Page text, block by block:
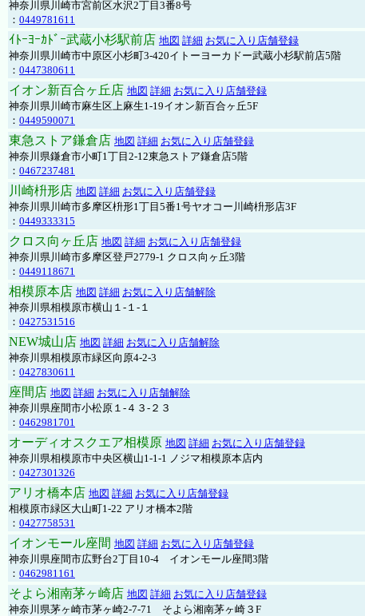
神奈川県川崎市宮前区水沢2丁目3番8号
： 0449781611
ｲﾄｰﾖｰｶﾄﾞｰ武蔵小杉駅前店 地図 詳細 お気に入り店舗登録
神奈川県川崎市中原区小杉町3-420イトーヨーカドー武蔵小杉駅前店5階
： 0447380611
イオン新百合ヶ丘店 地図 詳細 お気に入り店舗登録
神奈川県川崎市麻生区上麻生1-19イオン新百合ヶ丘5F
： 0449590071
東急ストア鎌倉店 地図 詳細 お気に入り店舗登録
神奈川県鎌倉市小町1丁目2-12東急ストア鎌倉店5階
： 0467237481
川崎枡形店 地図 詳細 お気に入り店舗登録
神奈川県川崎市多摩区枡形1丁目5番1号ヤオコー川崎枡形店3F
： 0449333315
クロス向ヶ丘店 地図 詳細 お気に入り店舗登録
神奈川県川崎市多摩区登戸2779-1 クロス向ヶ丘3階
： 0449118671
相模原本店 地図 詳細 お気に入り店舗解除
神奈川県相模原市横山１-１-１
： 0427531516
NEW城山店 地図 詳細 お気に入り店舗解除
神奈川県相模原市緑区向原4-2-3
： 0427830611
座間店 地図 詳細 お気に入り店舗解除
神奈川県座間市小松原１-４３-２３
： 0462981701
オーディオスクエア相模原 地図 詳細 お気に入り店舗登録
神奈川県相模原市中央区横山1-1-1 ノジマ相模原本店内
： 0427301326
アリオ橋本店 地図 詳細 お気に入り店舗登録
相模原市緑区大山町1-22 アリオ橋本2階
： 0427758531
イオンモール座間 地図 詳細 お気に入り店舗登録
神奈川県座間市広野台2丁目10-4 イオンモール座間3階
： 0462981161
そよら湘南茅ヶ崎店 地図 詳細 お気に入り店舗登録
神奈川県茅ヶ崎市茅ヶ崎2‐7‐71 そよら湘南茅ヶ崎３F